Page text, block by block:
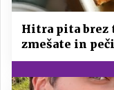
Hitra pita brez
zmešate in